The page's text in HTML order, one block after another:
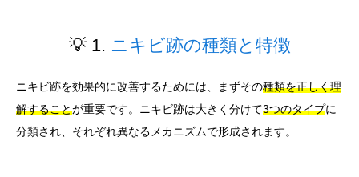
💡 1. ニキビ跡の種類と特徴
ニキビ跡を効果的に改善するためには、まずその種類を正しく理
解することが重要です。ニキビ跡は大きく分けて3つのタイプに
分類され、それぞれ異なるメカニズムで形成されます。